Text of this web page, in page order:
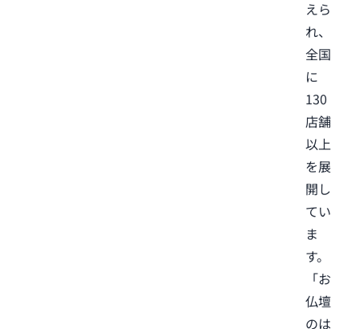
えら
れ、
全国
に
130
店舗
以上
を展
開し
てい
ま
す。
「お
仏壇
のは